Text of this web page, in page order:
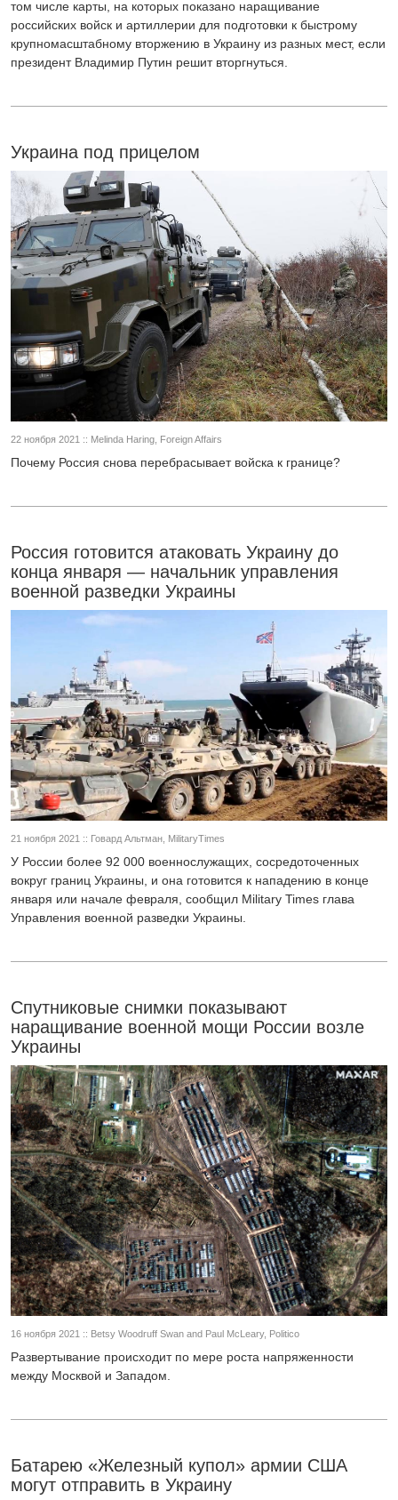
том числе карты, на которых показано наращивание
российских войск и артиллерии для подготовки к быстрому
крупномасштабному вторжению в Украину из разных мест, если
президент Владимир Путин решит вторгнуться.
Украина под прицелом
22 ноября 2021 :: Melinda Haring, Foreign Affairs
Почему Россия снова перебрасывает войска к границе?
Россия готовится атаковать Украину до
конца января — начальник управления
военной разведки Украины
21 ноября 2021 :: Говард Альтман, MilitaryTimes
У России более 92 000 военнослужащих, сосредоточенных
вокруг границ Украины, и она готовится к нападению в конце
января или начале февраля, сообщил Military Times глава
Управления военной разведки Украины.
Спутниковые снимки показывают
наращивание военной мощи России возле
Украины
16 ноября 2021 :: Betsy Woodruff Swan and Paul McLeary, Politico
Развертывание происходит по мере роста напряженности
между Москвой и Западом.
Батарею «Железный купол» армии США
могут отправить в Украину